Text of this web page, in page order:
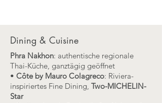
Dining & Cuisine
Phra Nakhon: authentische regionale
Thai-Küche, ganztägig geöffnet
• Côte by Mauro Colagreco: Riviera-
inspiriertes Fine Dining, Two-MICHELIN-
Star